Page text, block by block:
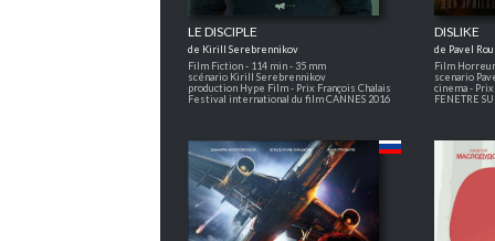
LE DISCIPLE
de Kirill Serebrennikov
Film Fiction - 114 min - 35 mm
scénario Kirill Serebrennikov
production Hype Film - Prix François Chalais
Festival international du film CANNES 2016
DISLIKE
de Pavel
Film
scenario
cinema -
FENETRE